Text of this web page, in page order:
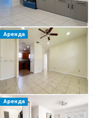
Аренда
Аренда